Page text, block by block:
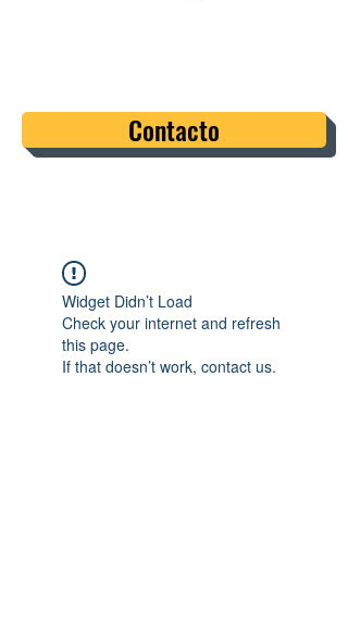
Contacto
Widget Didn’t Load
Check your internet and refresh
this page.
If that doesn’t work, contact us.